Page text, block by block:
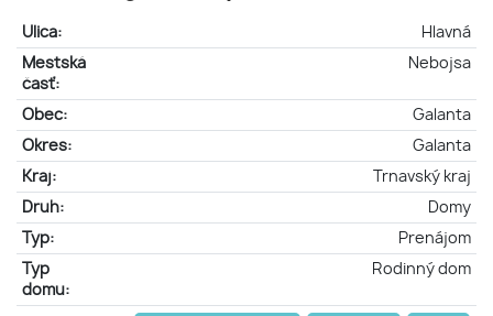
Ulica:
Hlavná
Mestská
časť:
Nebojsa
Obec:
Galanta
Okres:
Galanta
Kraj:
Trnavský kraj
Druh:
Domy
Typ:
Prenájom
Typ
domu:
Rodinný dom